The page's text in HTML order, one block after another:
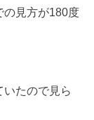
の見方が180度
たので見ら